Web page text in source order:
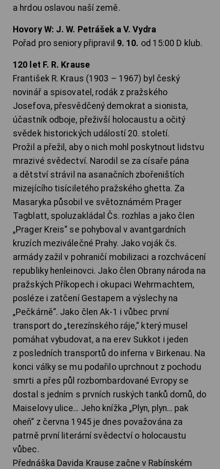
a hrdou oslavou naší země.
Hovory W: J. W. Petrášek a V. Vydra
Pořad pro seniory připravil 9. 10. od 15:00 D klub.
120 let F. R. Krause
František R. Kraus (1903 – 1967) byl český
novinář a spisovatel, rodák z pražského
Josefova, přesvědčený demokrat a sionista,
účastník odboje, přeživší holocaustu a očitý
svědek historických událostí 20. století.
Prožil a přežil, aby o nich mohl poskytnout lidstvu
mrazivé svědectví. Narodil se za císaře pána
a dětství strávil na asanačních zbořeništích
mizejícího tisíciletého pražského ghetta. Za
Masaryka působil ve světoznámém Prager
Tagblatt, spoluzakládal Čs. rozhlas a jako člen
„Prager Kreis“ se pohyboval v avantgardních
kruzích meziválečné Prahy. Jako voják čs.
armády zažil v pohraničí mobilizaci a rozchvácení
republiky henleinovci. Jako člen Obrany národa na
pražských Příkopech i okupaci Wehrmachtem,
posléze i zatčení Gestapem a výslechy na
„Pečkárně“. Jako člen Ak-1 i vůbec první
transport do „terezínského ráje,“ který musel
pomáhat vybudovat, a na erev Sukkot i jeden
z posledních transportů do inferna v Birkenau. Na
konci války se mu podařilo uprchnout z pochodu
smrti a přes půl rozbombardované Evropy se
dostal s jedním s prvních ruských tanků domů, do
Maiselovy ulice… Jeho knížka „Plyn, plyn… pak
oheň“ z června 1945 je dnes považována za
patrně první literární svědectví o holocaustu
vůbec.
Přednáška Davida Krause začne v Rabínském